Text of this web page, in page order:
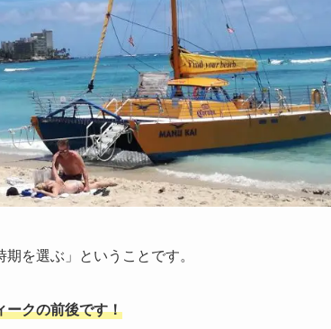
を選ぶ」ということです。
ークの前後です！